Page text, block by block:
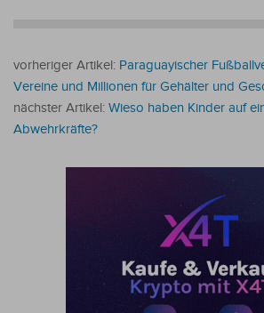
vorheriger Artikel: Paraguayischer
Vereine und Millionen für Gehälter und
nächster Artikel: Wieso haben Kinder auf
Abwehrkräfte?